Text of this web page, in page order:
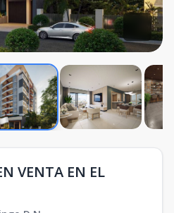
VENTA EN EL